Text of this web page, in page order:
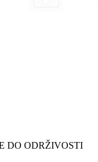
DO ODRŽIVOSTI